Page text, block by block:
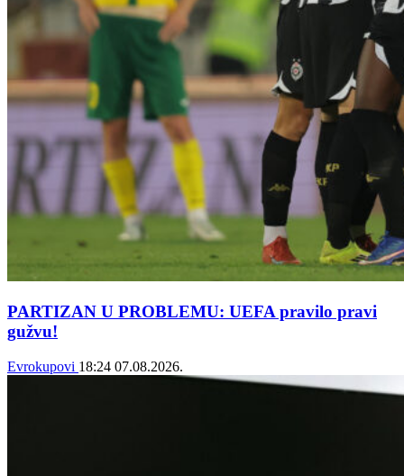
PARTIZAN U PROBLEMU: UEFA pravilo pravi
gužvu!
Evrokupovi 18:24 07.08.2026.